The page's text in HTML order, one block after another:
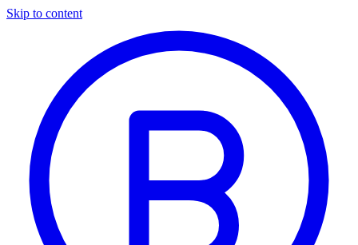
Skip to content